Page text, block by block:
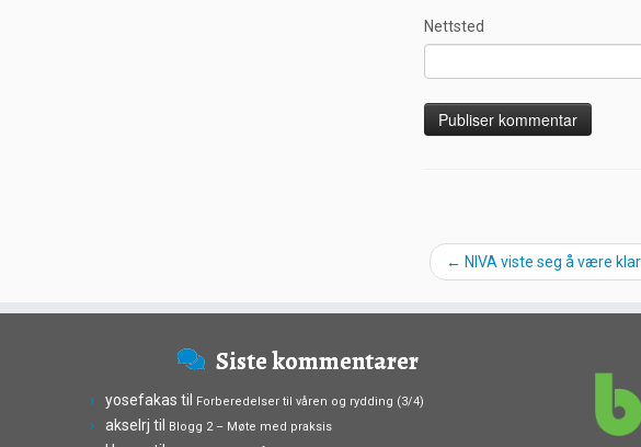
Nettsted
← NIVA viste seg å være
Siste kommentarer
yosefakas til Forberedelser til våren og rydding (3/4)
akselrj til Blogg 2 – Møte med praksis